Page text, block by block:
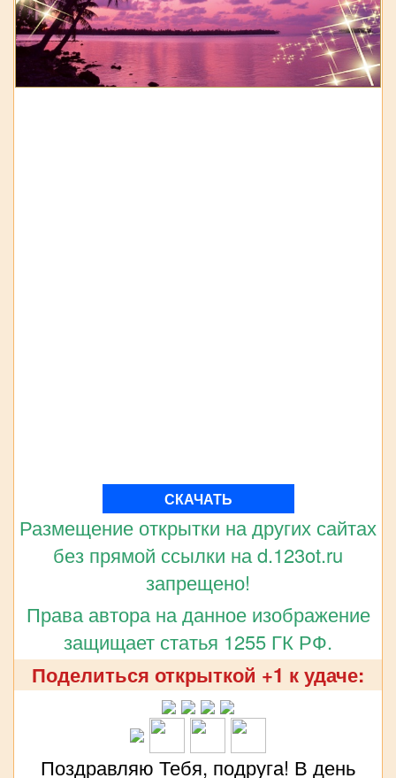
СКАЧАТЬ
Размещение открытки на других сайтах
без прямой ссылки на d.123ot.ru
запрещено!
Права автора на данное изображение
защищает статья 1255 ГК РФ.
Поделиться открыткой +1 к удаче:
Поздравляю Тебя, подруга! В день